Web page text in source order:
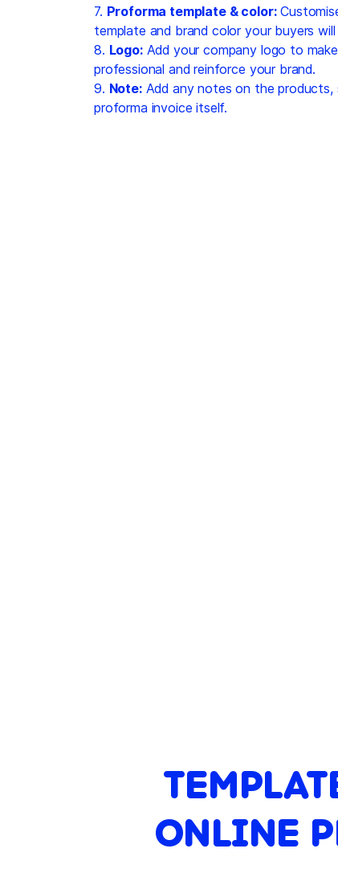
7. Proforma template & color:
template and brand color your buyers will
8. Logo:Add your company logo to
professional and reinforce your brand.
9. Note:Add any notes on the products,
proforma invoice itself.
ONLINE